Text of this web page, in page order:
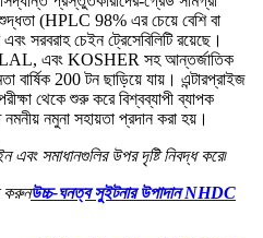
(HPLC 98% এর চেয়ে বেশি বা
সরবরাহ চেইন ট্রেসেবিলিটি রয়েছে।
এবং KOSHER সহ আন্তর্জাতিক
বার্ষিক 200 টন ছাড়িয়ে যায়। এন্টারপ্রাইজ
থেকে শুরু করে বিশ্বব্যাপী ব্যাপক
নমুনা সহায়তা প্রদান করা হয়।
এবং সমাধানগুলির উপর দৃষ্টি নিবদ্ধ করে৷
করুনউচ্চ-ঘনত্ব সুইটনার উপাদান NHDC